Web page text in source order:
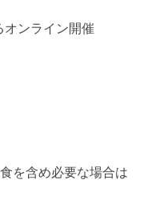
ンライン開催
を含め必要な場合は